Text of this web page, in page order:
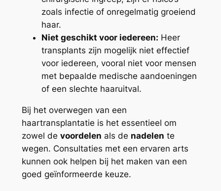
zoals infectie of onregelmatig groeiend
haar.
Niet geschikt voor iedereen: Heer
transplants zijn mogelijk niet effectief
voor iedereen, vooral niet voor mensen
met bepaalde medische aandoeningen
of een slechte haaruitval.
Bij het overwegen van een
haartransplantatie is het essentieel om
zowel de voordelen als de nadelen te
wegen. Consultaties met een ervaren arts
kunnen ook helpen bij het maken van een
goed geïnformeerde keuze.